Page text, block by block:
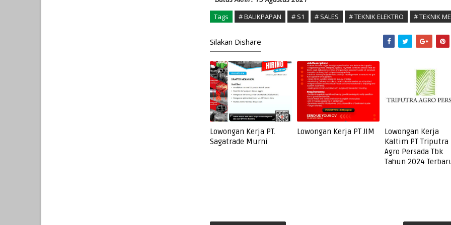
Tags # BALIKPAPAN # S1 # SALES # TEKNIK ELEKTRO # TEKNIK
Silakan Dishare
Lowongan Kerja PT.
Sagatrade Murni
Lowongan Kerja PT JIM
Lowongan Kerja
Kaltim PT Triputra
Agro Persada Tbk
Tahun 2024